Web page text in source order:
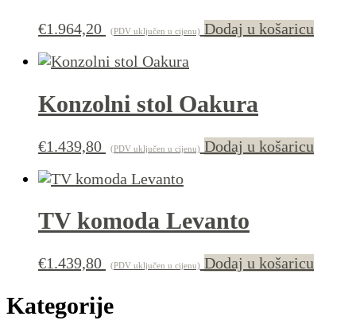
€1.964,20 (PDV uključen u cijenu) Dodaj u košaricu
Konzolni stol Oakura
€1.439,80 (PDV uključen u cijenu) Dodaj u košaricu
TV komoda Levanto
€1.439,80 (PDV uključen u cijenu) Dodaj u košaricu
Kategorije